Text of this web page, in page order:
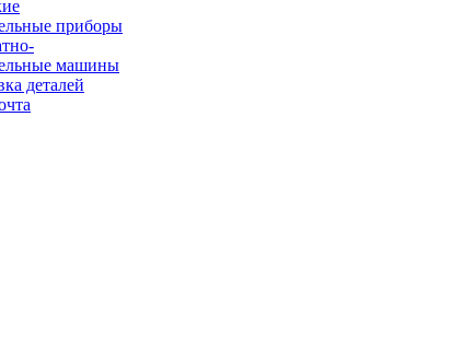
приборы
машины
деталей